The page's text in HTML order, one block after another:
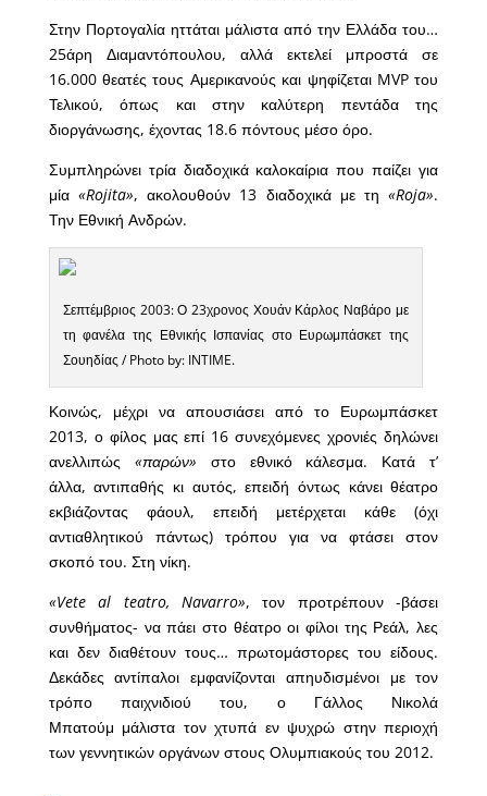
Στην Πορτογαλία ηττάται μάλιστα από την Ελλάδα του…
25άρη Διαμαντόπουλου, αλλά εκτελεί μπροστά σε
16.000 θεατές τους Αμερικανούς και ψηφίζεται MVP του
Τελικού, όπως και στην καλύτερη πεντάδα της
διοργάνωσης, έχοντας 18.6 πόντους μέσο όρο.
Συμπληρώνει τρία διαδοχικά καλοκαίρια που παίζει για
μία «Rojita», ακολουθούν 13 διαδοχικά με τη«Roja».
Την Εθνική Ανδρών.
Σεπτέμβριος 2003: Ο 23χρονος Χουάν Κάρλος Ναβάρο με
τη φανέλα της Εθνικής Ισπανίας στο Ευρωμπάσκετ της
Σουηδίας / Photo by: INTIME.
Κοινώς, μέχρι να απουσιάσει από το Ευρωμπάσκετ
2013, ο φίλος μας επί 16 συνεχόμενες χρονιές δηλώνει
ανελλιπώς «παρών» στο εθνικό κάλεσμα. Κατά τ’
άλλα, αντιπαθής κι αυτός, επειδή όντως κάνει θέατρο
εκβιάζοντας φάουλ, επειδή μετέρχεται κάθε (όχι
αντιαθλητικού πάντως) τρόπου για να φτάσει στον
σκοπό του. Στη νίκη.
«Vete al teatro, Navarro», τον προτρέπουν -βάσει
συνθήματος- να πάει στο θέατρο οι φίλοι της Ρεάλ, λες
και δεν διαθέτουν τους… πρωτομάστορες του είδους.
Δεκάδες αντίπαλοι εμφανίζονται απηυδισμένοι με τον
τρόπο παιχνιδιού του, ο Γάλλος Νικολά
Μπατούμ μάλιστα τον χτυπά εν ψυχρώ στην περιοχή
των γεννητικών οργάνων στους Ολυμπιακούς του 2012.